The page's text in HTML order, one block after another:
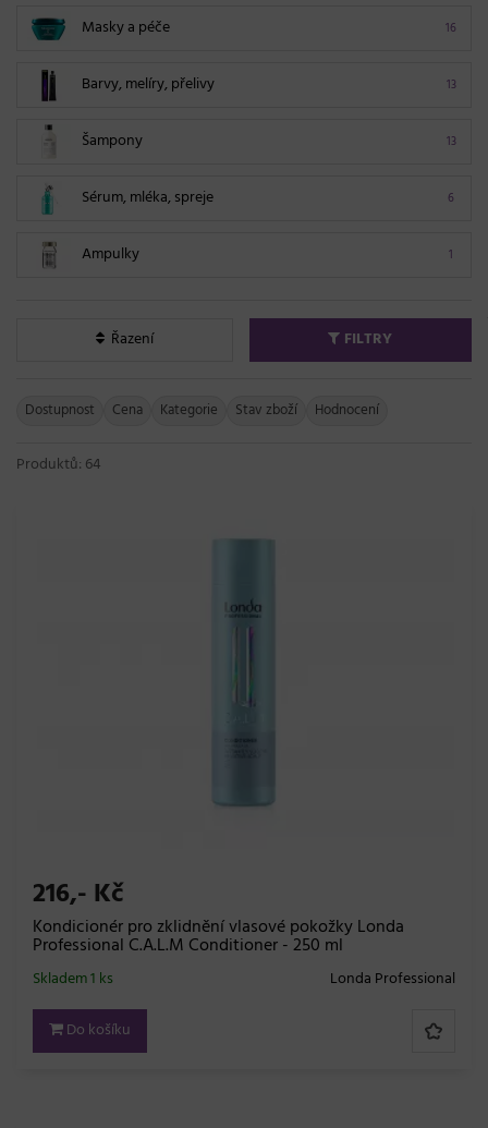
16
Masky a péče
13
Barvy, melíry, přelivy
13
Šampony
6
Sérum, mléka, spreje
1
Ampulky
Řazení FILTRY
Dostupnost Cena Kategorie Stav zboží Hodnocení
Produktů: 64
216,- Kč
Kondicionér pro zklidnění vlasové pokožky Londa
Professional C.A.L.M Conditioner - 250 ml
Londa Professional
Skladem 1 ks
Do košíku